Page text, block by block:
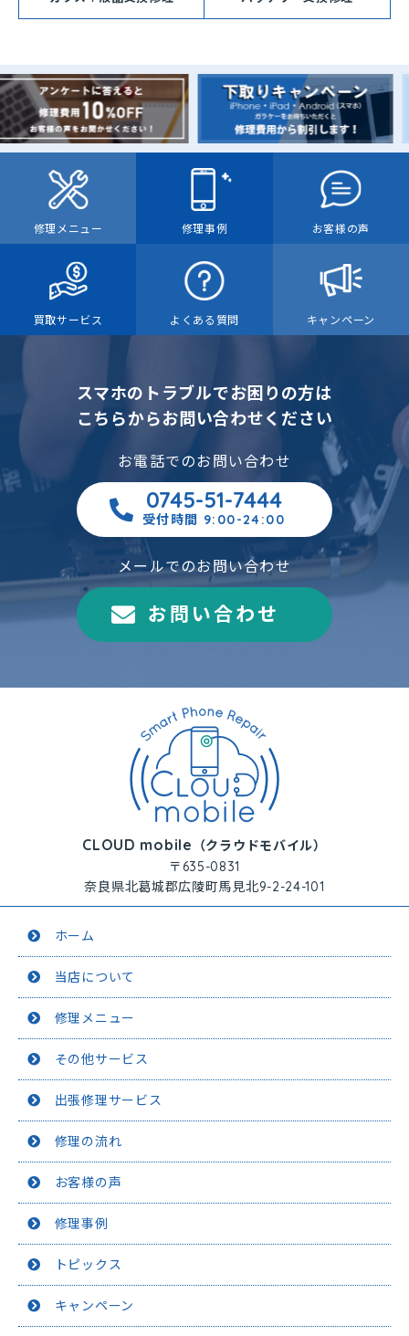
修理メニュー 修理事例 お客様の声
買取サービス よくある質問 キャンペーン
スマホのトラブルでお困りの方は
こちらからお問い合わせください
お電話でのお問い合わせ
0745-51-7444
受付時間 9:00-24:00
メールでのお問い合わせ
お問い合わせ
CLOUD mobile （クラウドモバイル）
〒635-0831
奈良県北葛城郡広陵町馬見北9-2-24-101
ホーム
当店について
修理メニュー
その他サービス
出張修理サービス
修理の流れ
お客様の声
修理事例
トピックス
キャンペーン